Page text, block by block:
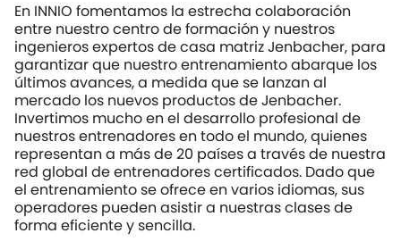
En INNIO fomentamos la estrecha colaboración
entre nuestro centro de formación y nuestros
ingenieros expertos de casa matriz Jenbacher, para
garantizar que nuestro entrenamiento abarque los
últimos avances, a medida que se lanzan al
mercado los nuevos productos de Jenbacher.
Invertimos mucho en el desarrollo profesional de
nuestros entrenadores en todo el mundo, quienes
representan a más de 20 países a través de nuestra
red global de entrenadores certificados. Dado que
el entrenamiento se ofrece en varios idiomas, sus
operadores pueden asistir a nuestras clases de
forma eficiente y sencilla.